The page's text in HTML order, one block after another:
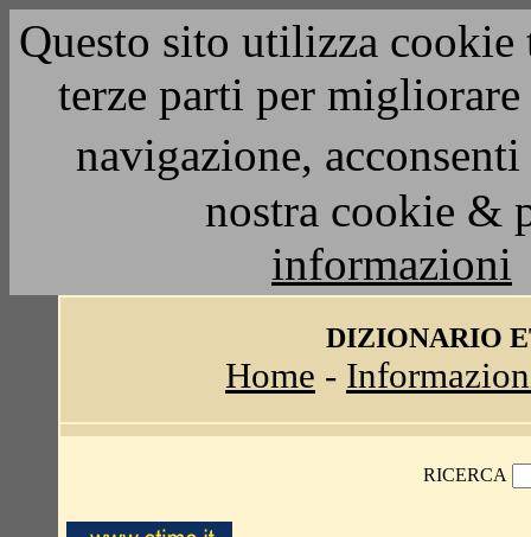
Questo sito utilizza
terze parti per
navigazione,
nostra cookie &
informazioni
DIZIONARIO
Home -
RICERCA